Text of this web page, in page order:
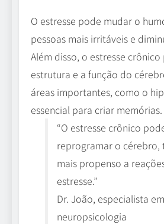
O estresse pode mudar o
pessoas mais irritáveis e
Além disso, o estresse
estrutura e a função do
áreas importantes, como o
essencial para criar memórias.
“O estresse crônico
reprogramar o cérebro,
mais propenso a
estresse.”
Dr. João, especialista em
neuropsicologia